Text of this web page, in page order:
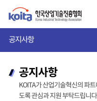
공지사항
공지사항
KOITA가 산업기술혁신의 파
도록 관심과 지원 부탁드립니